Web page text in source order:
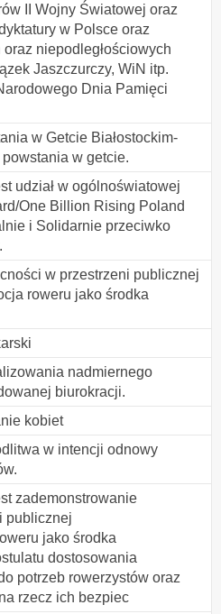
II Wojny Światowej oraz
w Polsce oraz
niepodległościowych
Jaszczurczy, WiN itp.
Dnia Pamięci
w Getcie Białostockim-
w getcie.
udział w ogólnoświatowej
One Billion Rising Poland
i Solidarnie przeciwko
w przestrzeni publicznej
roweru jako środka
nadmiernego
biurokracji.
kobiet
w intencji odnowy
zademonstrowanie
publicznej
jako środka
dostosowania
potrzeb rowerzystów oraz
rzecz ich bezpiec